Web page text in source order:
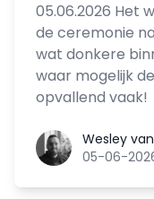
05.06.2026 Het
de ceremonie
wat donkere
waar mogelijk
opvallend vaak!
Wesley van
Wesley
05-06-